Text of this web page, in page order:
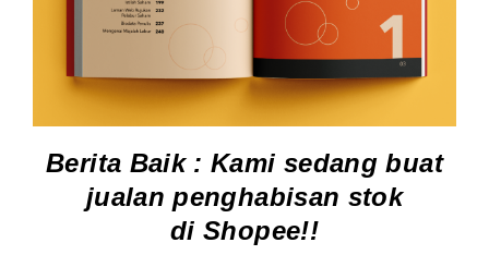
Berita Baik : Kami sedang buat
jualan penghabisan stok
diShopee!!